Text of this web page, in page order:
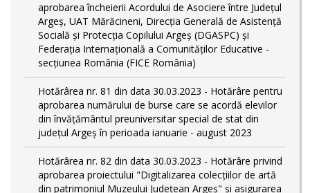
aprobarea încheierii Acordului de Asociere între Județul
Argeș, UAT Mărăcineni, Direcția Generală de Asistență
Socială și Protecția Copilului Argeș (DGASPC) și
Federația Internațională a Comunităților Educative -
secțiunea România (FICE România)
Hotărârea nr. 81 din data 30.03.2023 - Hotărâre pentru
aprobarea numărului de burse care se acordă elevilor
din învățământul preuniversitar special de stat din
județul Argeș în perioada ianuarie - august 2023
Hotărârea nr. 82 din data 30.03.2023 - Hotărâre privind
aprobarea proiectului "Digitalizarea colecțiilor de artă
din patrimoniul Muzeului Județean Argeș" și asigurarea